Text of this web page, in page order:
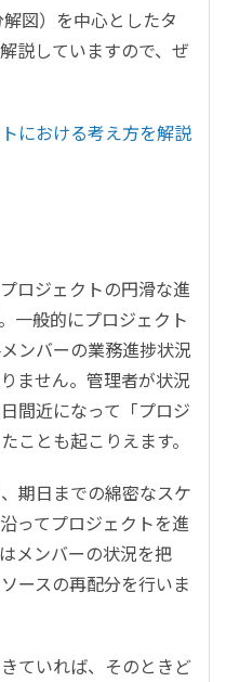
図）を中心としたタ
説していますので、ぜ
における考え方を解説
ロジェクトの円滑な進
一般的にプロジェクト
ンバーの業務進捗状況
ません。管理者が状況
間近になって「プロジ
ことも起こりえます。
期日までの綿密なスケ
ってプロジェクトを進
メンバーの状況を把
ースの再配分を行いま
ていれば、そのときど